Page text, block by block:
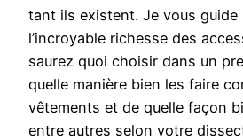
tant ils existent. Je vous guide
l’incroyable richesse des
saurez quoi choisir dans un
quelle manière bien les faire
vêtements et de quelle façon
entre autres selon votre